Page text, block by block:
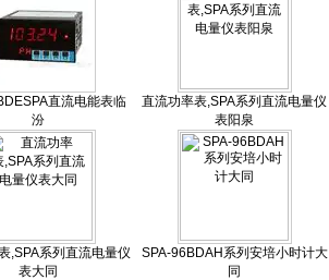
直流电能表临
汾
直流功率表,SPA系列直流电量仪
表阳泉
,SPA系列直流电量仪
表大同
SPA-96BDAH系列安培小时计大
同